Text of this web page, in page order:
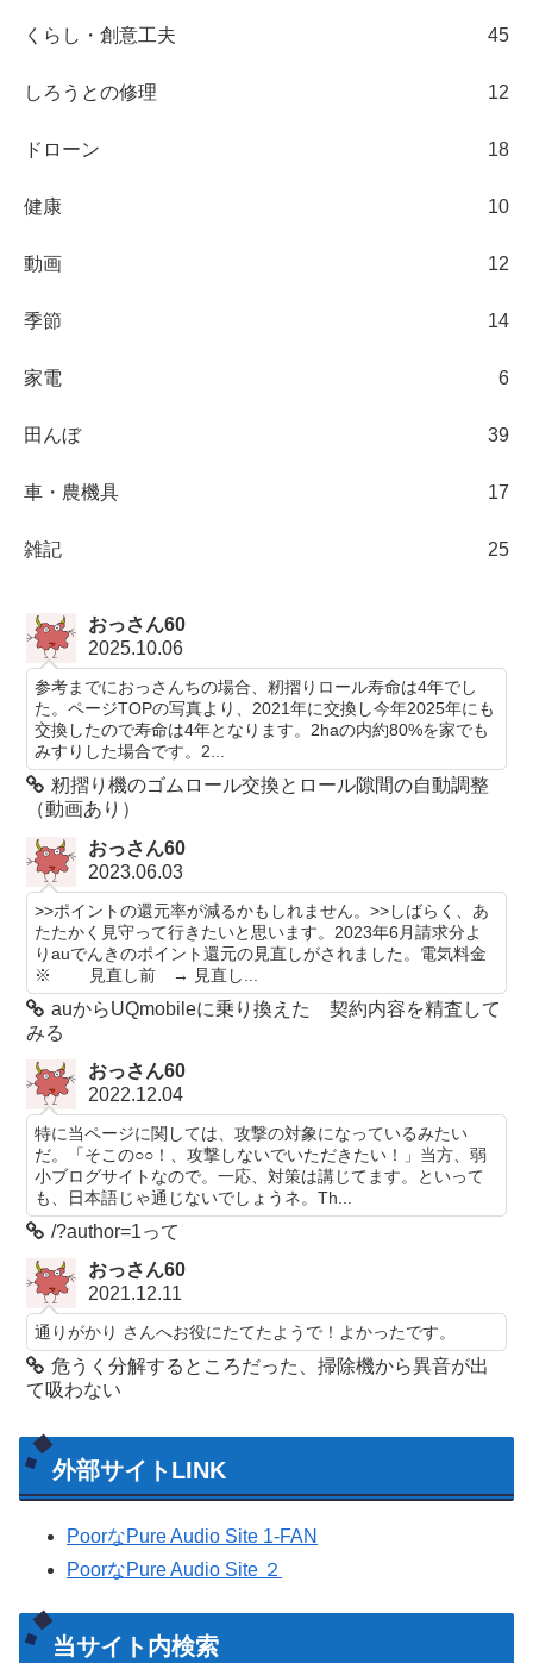
くらし・創意工夫 45
しろうとの修理 12
ドローン 18
健康 10
動画 12
季節 14
家電 6
田んぼ 39
車・農機具 17
雑記 25
おっさん60
2025.10.06
参考までにおっさんちの場合、籾摺りロール寿命は4年でし
た。ページTOPの写真より、2021年に交換し今年2025年にも
交換したので寿命は4年となります。2haの内約80%を家でも
みすりした場合です。2...
籾摺り機のゴムロール交換とロール隙間の自動調整
（動画あり）
おっさん60
2023.06.03
>>ポイントの還元率が減るかもしれません。>>しばらく、あ
たたかく見守って行きたいと思います。2023年6月請求分よ
りauでんきのポイント還元の見直しがされました。電気料金
※ 見直し前 → 見直し...
auからUQmobileに乗り換えた 契約内容を精査して
みる
おっさん60
2022.12.04
特に当ページに関しては、攻撃の対象になっているみたい
だ。「そこの○○！、攻撃しないでいただきたい！」当方、弱
小ブログサイトなので。一応、対策は講じてます。といって
も、日本語じゃ通じないでしょうネ。Th...
/?author=1って
おっさん60
2021.12.11
通りがかり さんへお役にたてたようで！よかったです。
危うく分解するところだった、掃除機から異音が出
て吸わない
外部サイトLINK
PoorなPure Audio Site 1-FAN
PoorなPure Audio Site ２
当サイト内検索